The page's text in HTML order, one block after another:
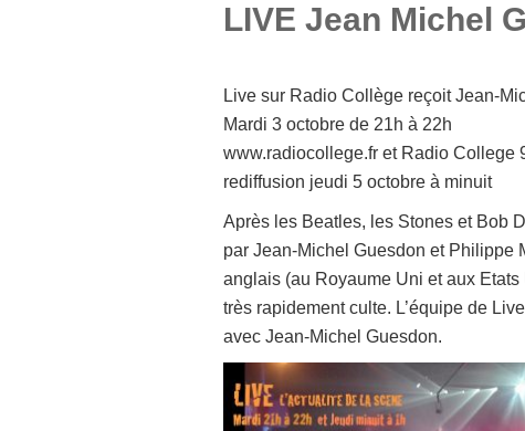
LIVE Jean Michel
Live sur Radio Collège reçoit Jean-
Mardi 3 octobre de 21h à 22h
www.radiocollege.fr et Radio College
rediffusion jeudi 5 octobre à minuit
Après les Beatles, les Stones et Bob
par Jean-Michel Guesdon et Philippe
anglais (au Royaume Uni et aux
très rapidement culte. L’équipe de
avec Jean-Michel Guesdon.